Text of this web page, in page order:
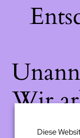
Wir
Diese